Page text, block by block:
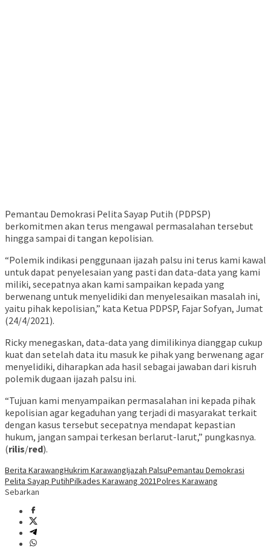
Pemantau Demokrasi Pelita Sayap Putih (PDPSP)
berkomitmen akan terus mengawal permasalahan tersebut
hingga sampai di tangan kepolisian.
“Polemik indikasi penggunaan ijazah palsu ini terus kami kawal
untuk dapat penyelesaian yang pasti dan data-data yang kami
miliki, secepatnya akan kami sampaikan kepada yang
berwenang untuk menyelidiki dan menyelesaikan masalah ini,
yaitu pihak kepolisian,” kata Ketua PDPSP, Fajar Sofyan, Jumat
(24/4/2021).
Ricky menegaskan, data-data yang dimilikinya dianggap cukup
kuat dan setelah data itu masuk ke pihak yang berwenang agar
menyelidiki, diharapkan ada hasil sebagai jawaban dari kisruh
polemik dugaan ijazah palsu ini.
“Tujuan kami menyampaikan permasalahan ini kepada pihak
kepolisian agar kegaduhan yang terjadi di masyarakat terkait
dengan kasus tersebut secepatnya mendapat kepastian
hukum, jangan sampai terkesan berlarut-larut,” pungkasnya.
(rilis/red).
Berita KarawangHukrim KarawangIjazah PalsuPemantau Demokrasi
Pelita Sayap PutihPilkades Karawang 2021Polres Karawang
Sebarkan